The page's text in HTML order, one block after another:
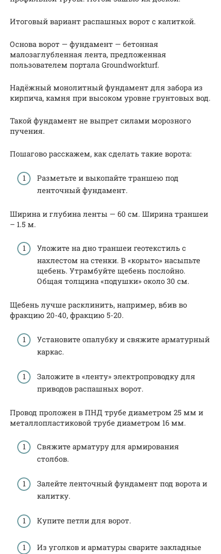
Итоговый вариант распашных ворот с калиткой.
Основа ворот — фундамент — бетонная
малозаглубленная лента, предложенная
пользователем портала Groundworkturf.
Надёжный монолитный фундамент для забора из
кирпича, камня при высоком уровне грунтовых вод.
Такой фундамент не выпрет силами морозного
пучения.
Пошагово расскажем, как сделать такие ворота:
Разметьте и выкопайте траншею под
ленточный фундамент.
Ширина и глубина ленты — 60 см. Ширина траншеи
– 1.5 м.
Уложите на дно траншеи геотекстиль с
нахлестом на стенки. В «корыто» насыпьте
щебень. Утрамбуйте щебень послойно.
Общая толщина «подушки» около 30 см.
Щебень лучше расклинить, например, вбив во
фракцию 20-40, фракцию 5-20.
Установите опалубку и свяжите арматурный
каркас.
Заложите в «ленту» электропроводку для
приводов распашных ворот.
Провод проложен в ПНД трубе диаметром 25 мм и
металлопластиковой трубе диаметром 16 мм.
Свяжите арматуру для армирования
столбов.
Залейте ленточный фундамент под ворота и
калитку.
Купите петли для ворот.
Из уголков и арматуры сварите закладные